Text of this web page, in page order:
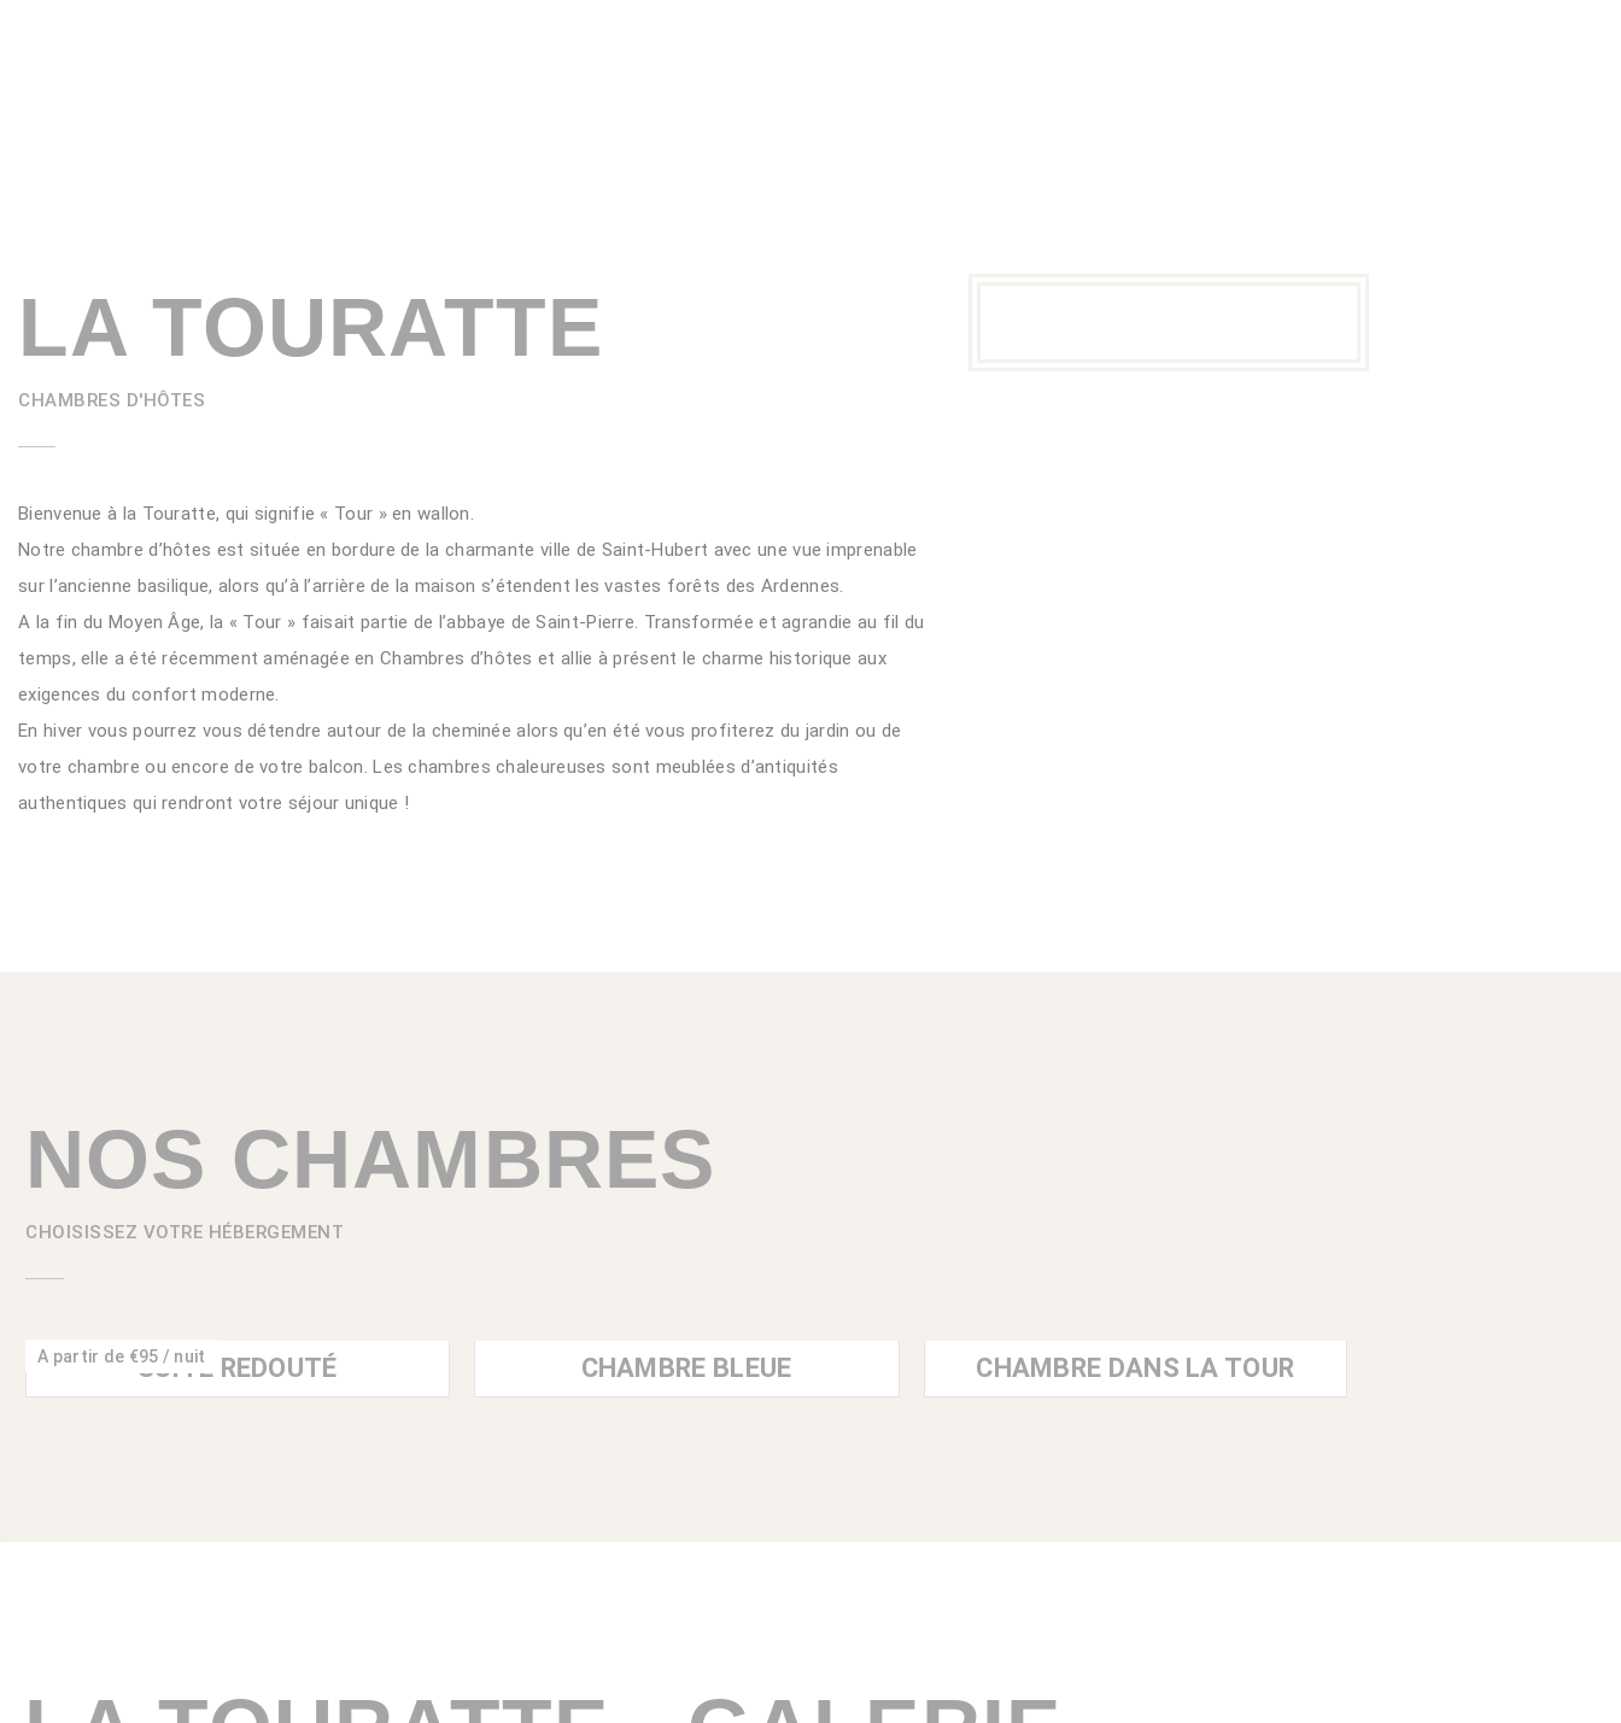
LA TOURATTE
CHAMBRES D'HÔTES
Bienvenue à la Touratte, qui signifie « Tour » en wallon.
Notre chambre d’hôtes est située en bordure de la charmante ville de Saint-Hubert avec une vue imprenable
sur l’ancienne basilique, alors qu’à l’arrière de la maison s’étendent les vastes forêts des Ardennes.
A la fin du Moyen Âge, la « Tour » faisait partie de l’abbaye de Saint-Pierre. Transformée et agrandie au fil du
temps, elle a été récemment aménagée en Chambres d’hôtes et allie à présent le charme historique aux
exigences du confort moderne.
En hiver vous pourrez vous détendre autour de la cheminée alors qu’en été vous profiterez du jardin ou de
votre chambre ou encore de votre balcon. Les chambres chaleureuses sont meublées d’antiquités
authentiques qui rendront votre séjour unique !
NOS CHAMBRES
CHOISISSEZ VOTRE HÉBERGEMENT
A partir de €95 / nuitSUITE REDOUTÉ CHAMBRE BLEUE CHAMBRE DANS LA TOUR